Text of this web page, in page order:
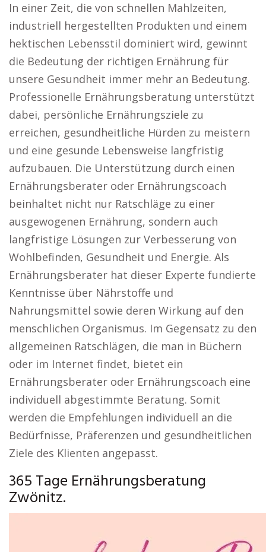
In einer Zeit, die von schnellen Mahlzeiten,
industriell hergestellten Produkten und einem
hektischen Lebensstil dominiert wird, gewinnt
die Bedeutung der richtigen Ernährung für
unsere Gesundheit immer mehr an Bedeutung.
Professionelle Ernährungsberatung unterstützt
dabei, persönliche Ernährungsziele zu
erreichen, gesundheitliche Hürden zu meistern
und eine gesunde Lebensweise langfristig
aufzubauen. Die Unterstützung durch einen
Ernährungsberater oder Ernährungscoach
beinhaltet nicht nur Ratschläge zu einer
ausgewogenen Ernährung, sondern auch
langfristige Lösungen zur Verbesserung von
Wohlbefinden, Gesundheit und Energie. Als
Ernährungsberater hat dieser Experte fundierte
Kenntnisse über Nährstoffe und
Nahrungsmittel sowie deren Wirkung auf den
menschlichen Organismus. Im Gegensatz zu den
allgemeinen Ratschlägen, die man in Büchern
oder im Internet findet, bietet ein
Ernährungsberater oder Ernährungscoach eine
individuell abgestimmte Beratung. Somit
werden die Empfehlungen individuell an die
Bedürfnisse, Präferenzen und gesundheitlichen
Ziele des Klienten angepasst.
365 Tage Ernährungsberatung
Zwönitz.